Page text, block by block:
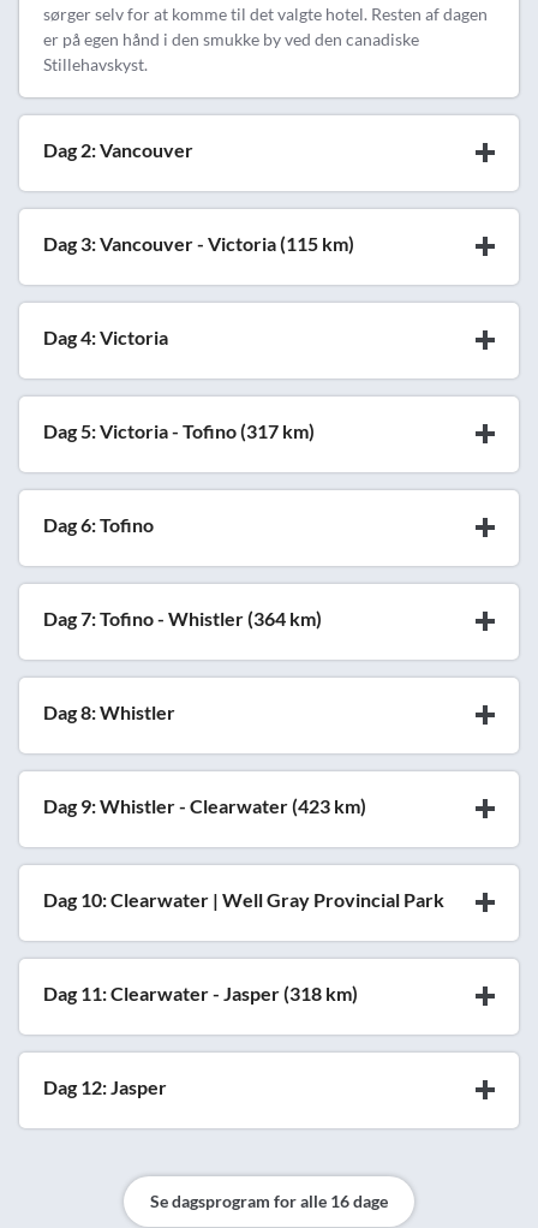
sørger selv for at komme til det valgte hotel. Resten af dagen
er på egen hånd i den smukke by ved den canadiske
Stillehavskyst.
Dag 2: Vancouver
Dag 3: Vancouver - Victoria (115 km)
Dag 4: Victoria
Dag 5: Victoria - Tofino (317 km)
Dag 6: Tofino
Dag 7: Tofino - Whistler (364 km)
Dag 8: Whistler
Dag 9: Whistler - Clearwater (423 km)
Dag 10: Clearwater | Well Gray Provincial Park
Dag 11: Clearwater - Jasper (318 km)
Dag 12: Jasper
Se dagsprogram for alle 16 dage